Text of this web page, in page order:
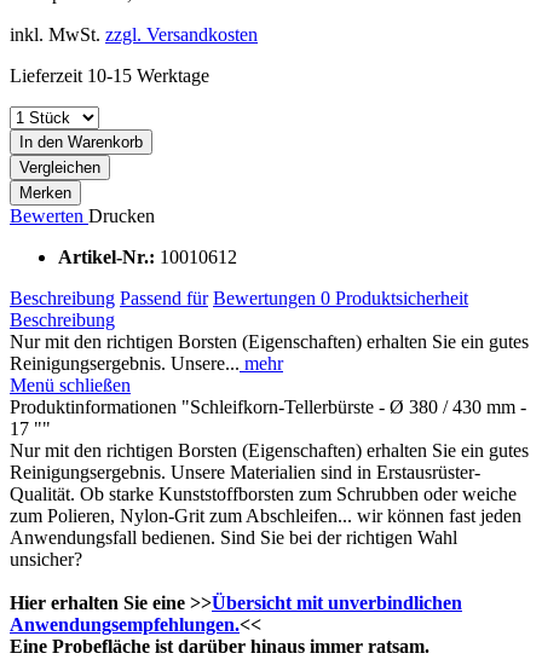
inkl. MwSt. zzgl. Versandkosten
Lieferzeit 10-15 Werktage
In den Warenkorb
Vergleichen
Merken
Bewerten Drucken
Artikel-Nr.: 10010612
Beschreibung Passend für Bewertungen 0 Produktsicherheit
Beschreibung
Nur mit den richtigen Borsten (Eigenschaften) erhalten Sie ein gutes
Reinigungsergebnis. Unsere... mehr
Menü schließen
Produktinformationen "Schleifkorn-Tellerbürste - Ø 380 / 430 mm -
17 ""
Nur mit den richtigen Borsten (Eigenschaften) erhalten Sie ein gutes
Reinigungsergebnis. Unsere Materialien sind in Erstausrüster-
Qualität. Ob starke Kunststoffborsten zum Schrubben oder weiche
zum Polieren, Nylon-Grit zum Abschleifen... wir können fast jeden
Anwendungsfall bedienen. Sind Sie bei der richtigen Wahl
unsicher?
Hier erhalten Sie eine >>Übersicht mit unverbindlichen
Anwendungsempfehlungen.<<
Eine Probefläche ist darüber hinaus immer ratsam.